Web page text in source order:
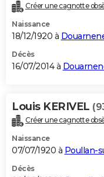
Créer une cagnotte
Naissance
18/12/1920 à
Décès
16/07/2014 à
Louis KERIVEL
Créer une cagnotte
Naissance
07/07/1920 à Poullan-
Décès